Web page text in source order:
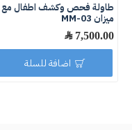
طاولة فحص وكشف اطفال مع
ميزان MM-03
7,500.00 ﷼
اضافة للسلة